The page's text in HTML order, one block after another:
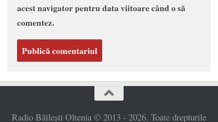
acest navigator pentru data viitoare când o să
comentez.
Radio Băilești Oltenia © 2013 - 2026. Toate drepturile